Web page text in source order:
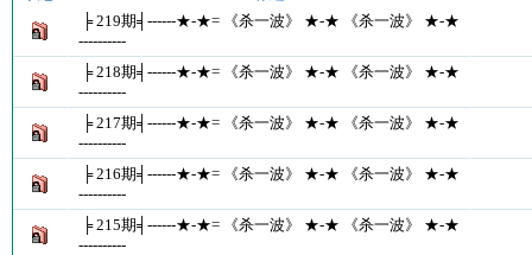
╞ 219期╡------★-★= 《杀一波》 ★-★ 《杀一波》 ★-★
----------
╞ 218期╡------★-★= 《杀一波》 ★-★ 《杀一波》 ★-★
----------
╞ 217期╡------★-★= 《杀一波》 ★-★ 《杀一波》 ★-★
----------
╞ 216期╡------★-★= 《杀一波》 ★-★ 《杀一波》 ★-★
----------
╞ 215期╡------★-★= 《杀一波》 ★-★ 《杀一波》 ★-★
----------